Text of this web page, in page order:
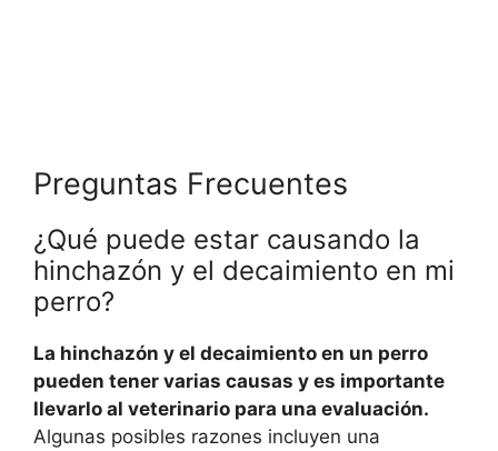
Preguntas Frecuentes
¿Qué puede estar causando la
hinchazón y el decaimiento en mi
perro?
La hinchazón y el decaimiento en un perro
pueden tener varias causas y es importante
llevarlo al veterinario para una evaluación.
Algunas posibles razones incluyen una